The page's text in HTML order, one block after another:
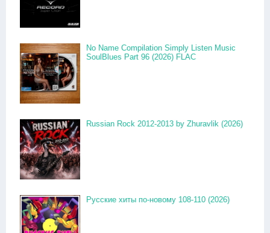
No Name Compilation Simply Listen Music
SoulBlues Part 96 (2026) FLAC
Russian Rock 2012-2013 by Zhuravlik (2026)
Русские хиты по-новому 108-110 (2026)